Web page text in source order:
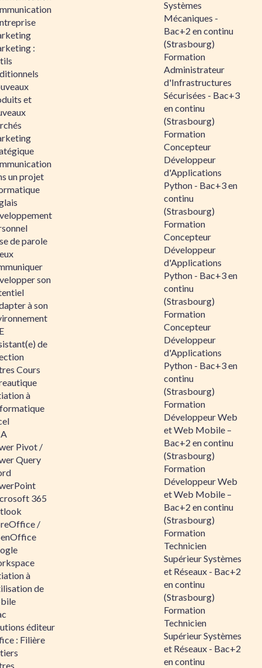
:
et
un projet
de parole
son
à son
de
Cours
à
Pivot /
Query
365
/
à
de
éditeur
: Filière
Systèmes
Mécaniques -
Bac+2 en continu
(Strasbourg)
Formation
Administrateur
d'Infrastructures
Sécurisées - Bac+3
en continu
(Strasbourg)
Formation
Concepteur
Développeur
d'Applications
Python - Bac+3 en
continu
(Strasbourg)
Formation
Concepteur
Développeur
d'Applications
Python - Bac+3 en
continu
(Strasbourg)
Formation
Concepteur
Développeur
d'Applications
Python - Bac+3 en
continu
(Strasbourg)
Formation
Développeur Web
et Web Mobile –
Bac+2 en continu
(Strasbourg)
Formation
Développeur Web
et Web Mobile –
Bac+2 en continu
(Strasbourg)
Formation
Technicien
Supérieur Systèmes
et Réseaux - Bac+2
en continu
(Strasbourg)
Formation
Technicien
Supérieur Systèmes
et Réseaux - Bac+2
en continu